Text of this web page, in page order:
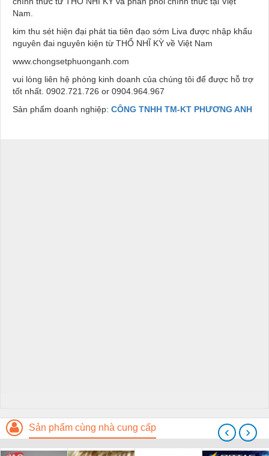
Nam.
kim thu sét hiện đại phát tia tiên đạo sớm Liva được nhập khẩu
nguyên đai nguyên kiện từ THỔ NHĨ KỲ về Việt Nam
www.chongsetphuonganh.com
vui lòng liên hệ phòng kinh doanh của chúng tôi để được hỗ trợ
tốt nhất. 0902.721.726 or 0904.964.967
Sản phẩm doanh nghiệp: CÔNG TNHH TM-KT PHƯƠNG ANH
Sản phẩm cùng nhà cung cấp ‹ ›